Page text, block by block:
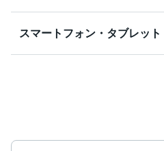
スマートフォン・タブレット